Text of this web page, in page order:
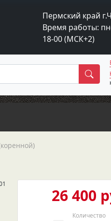
Пермский край
Время работы:
18-00 (МСК+2)
26 400
Количество